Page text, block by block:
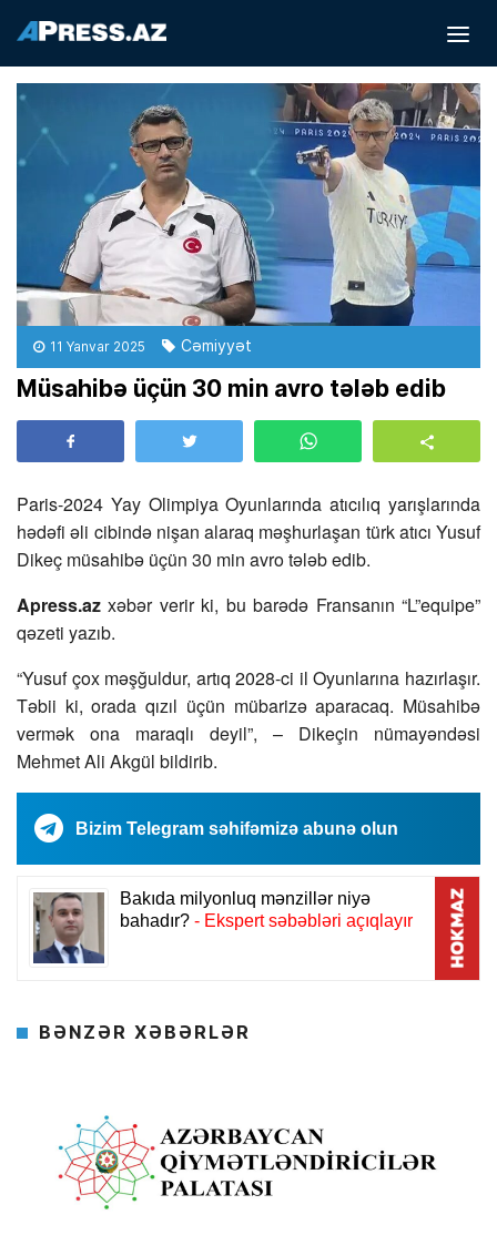
11 Yanvar 2025 Cəmiyyət
Müsahibə üçün 30 min avro tələb edib
Paris-2024 Yay Olimpiya Oyunlarında atıcılıq yarışlarında
hədəfi əli cibində nişan alaraq məşhurlaşan türk atıcı Yusuf
Dikeç müsahibə üçün 30 min avro tələb edib.
Apress.azxəbər verir ki, bu barədə Fransanın “L”equipe”
qəzeti yazıb.
“Yusuf çox məşğuldur, artıq 2028-ci il Oyunlarına hazırlaşır.
Təbii ki, orada qızıl üçün mübarizə aparacaq. Müsahibə
vermək ona maraqlı deyil”, – Dikeçin nümayəndəsi
Mehmet Ali Akgül bildirib.
Bizim Telegram səhifəmizə abunə olun
BƏNZƏR XƏBƏRLƏR